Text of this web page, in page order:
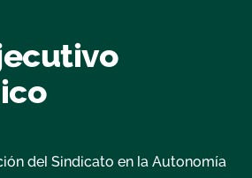
del Sindicato en la Autonomía